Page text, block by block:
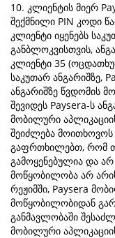
10. კლიენტის მიერ
შექმნილი PIN კოდი
კლიენტი იყენებს
განბლოკვისთვის,
კლიენტი 35
საკუთარ ანგარიშზე,
ანგარიშზე წვდომის
შევიდეს Paysera-ს
მობილური
შეიძლება მოითხოვოს
გაფრთხილებთ, რომ
გამოყენებულია და
მოწყობილობა არ
რეჟიმში, Paysera
მოწყობილობიდან
განმავლობაში
მობილური